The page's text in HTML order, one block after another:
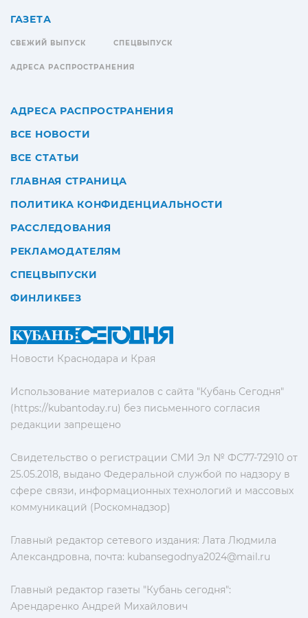
Новости Краснодара и Края
Использование материалов с сайта "Кубань Сегодня"
(https://kubantoday.ru) без письменного согласия
редакции запрещено
Свидетельство о регистрации СМИ Эл № ФС77-72910 от
25.05.2018, выдано Федеральной службой по надзору в
сфере связи, информационных технологий и массовых
коммуникаций (Роскомнадзор)
Главный редактор сетевого издания: Лата Людмила
Александровна, почта: kubansegodnya2024@mail.ru
Главный редактор газеты "Кубань сегодня":
Арендаренко Андрей Михайлович
ГАЗЕТА
СВЕЖИЙ ВЫПУСК СПЕЦВЫПУСК
АДРЕСА РАСПРОСТРАНЕНИЯ
АДРЕСА РАСПРОСТРАНЕНИЯ
ВСЕ НОВОСТИ
ВСЕ СТАТЬИ
ГЛАВНАЯ СТРАНИЦА
ПОЛИТИКА КОНФИДЕНЦИАЛЬНОСТИ
РАССЛЕДОВАНИЯ
РЕКЛАМОДАТЕЛЯМ
СПЕЦВЫПУСКИ
ФИНЛИКБЕЗ